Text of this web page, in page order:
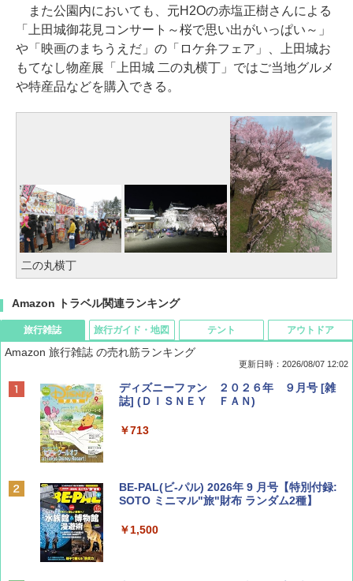
また公園内においても、元H2Oの赤塩正樹さんによる
「上田城御花見コンサート～桜で思い出がいっぱい～」
や「映画のまちうえだ」の「ロケ弁フェア」、上田城お
もてなし物産展「上田城 二の丸横丁」ではご当地グルメ
や特産品などを購入できる。
二の丸横丁
Amazon トラベル関連ランキング
旅行雑誌
Amazon 旅行雑誌 の売れ筋ランキング
更新日時：2026/08/07 12:02
ディズニーファン ２０２６年 ９月号 [雑
誌] (ＤＩＳＮＥＹ ＦＡＮ)
￥713
BE-PAL(ビ-パル) 2026年 9 月号【特別付録:
SOTO ミニマル"旅"財布 ランダム2種】
￥1,500
旅行ガイド・地図 テント アウトドア